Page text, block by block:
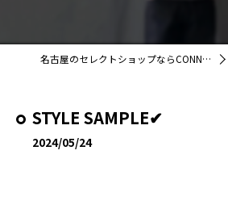
名古屋のセレクトショップならCONNECT/STORE
STYLE SAMPLE✔︎
2024/05/24